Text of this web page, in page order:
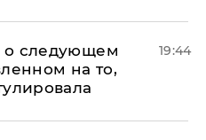
о следующем
на то,
19:44